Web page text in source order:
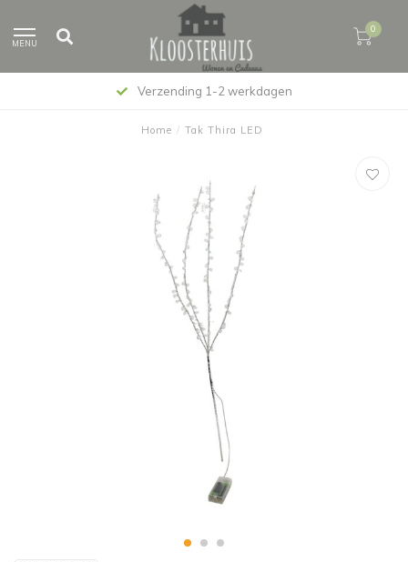
MENU
0
Verzending 1-2 werkdagen
Home / Tak Thira LED